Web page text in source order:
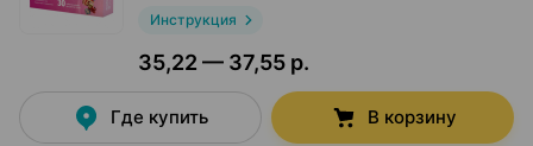
Инструкция
35,22 — 37,55 р.
Где купить В корзину